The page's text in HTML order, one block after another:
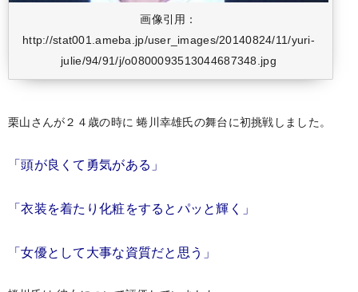
画像引用：
http://stat001.ameba.jp/user_images/20140824/11/yuri-
julie/94/91/j/o0800093513044687348.jpg
栗山さんが２４歳の時に 蜷川幸雄氏の舞台に初挑戦しました。
「頭が良くて勇気がある」
「衣装を着たり化粧をするとパッと輝く」
「女優として大事な資質だと思う」